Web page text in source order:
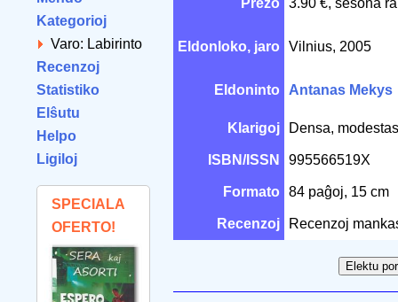
Kategorioj
Varo: Labirinto
Recenzoj
Statistiko
Elŝutu
Helpo
Ligiloj
SPECIALA
OFERTO!
Prezo 3.90 €, sesona
Eldonloko, jaro Vilnius, 2005
Eldoninto Antanas Mekys
Klarigoj Densa,
ISBN/ISSN 995566519X
Formato 84 paĝoj, 15 cm
Recenzoj Recenzoj